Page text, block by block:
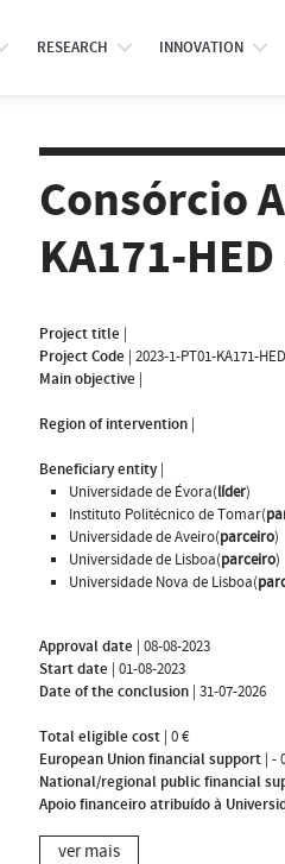
RESEARCH INNOVATION
Consórcio
KA171-
Project title |
Project Code | 2023-1-PT01-KA171-
Main objective |
Region of intervention |
Beneficiary entity|
Universidade de Évora(líder)
Instituto Politécnico de Tomar(
Universidade de Aveiro(parceiro)
Universidade de Lisboa(parceiro)
Universidade Nova de Lisboa(
Approval date | 08-08-2023
Start date | 01-08-2023
Date of the conclusion | 31-07-2026
Total eligible cost | 0 €
European Union financial support | -
National/regional public financial
Apoio financeiro atribuído à
ver mais